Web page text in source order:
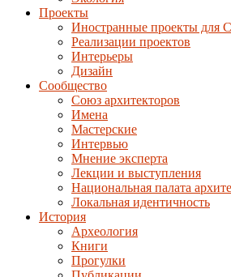
Проекты
Иностранные проекты для
Реализации проектов
Интерьеры
Дизайн
Сообщество
Союз архитекторов
Имена
Мастерские
Интервью
Мнение эксперта
Лекции и выступления
Национальная палата
Локальная идентичность
История
Археология
Книги
Прогулки